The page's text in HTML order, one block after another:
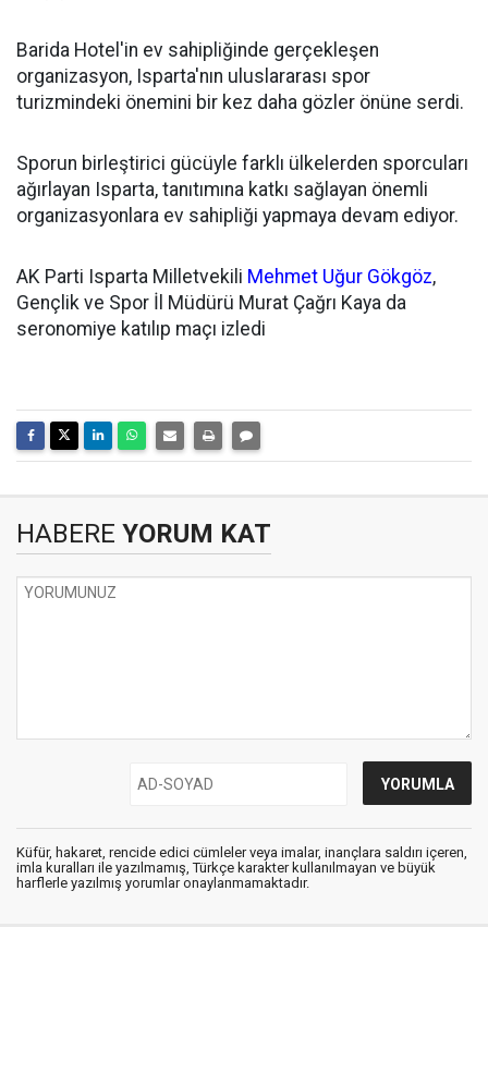
Barida Hotel'in ev sahipliğinde gerçekleşen
organizasyon, Isparta'nın uluslararası spor
turizmindeki önemini bir kez daha gözler önüne serdi.
Sporun birleştirici gücüyle farklı ülkelerden sporcuları
ağırlayan Isparta, tanıtımına katkı sağlayan önemli
organizasyonlara ev sahipliği yapmaya devam ediyor.
AK Parti Isparta Milletvekili Mehmet Uğur Gökgöz,
Gençlik ve Spor İl Müdürü Murat Çağrı Kaya da
seronomiye katılıp maçı izledi
HABERE YORUM KAT
Küfür, hakaret, rencide edici cümleler veya imalar, inançlara saldırı içeren,
imla kuralları ile yazılmamış, Türkçe karakter kullanılmayan ve büyük
harflerle yazılmış yorumlar onaylanmamaktadır.